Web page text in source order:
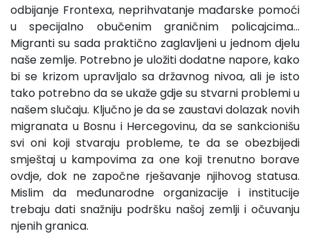
odbijanje Frontexa, neprihvatanje mađarske pomoći
u specijalno obučenim graničnim policajcima...
Migranti su sada praktično zaglavljeni u jednom djelu
naše zemlje. Potrebno je uložiti dodatne napore, kako
bi se krizom upravljalo sa državnog nivoa, ali je isto
tako potrebno da se ukaže gdje su stvarni problemi u
našem slučaju. Ključno je da se zaustavi dolazak novih
migranata u Bosnu i Hercegovinu, da se sankcionišu
svi oni koji stvaraju probleme, te da se obezbijedi
smještaj u kampovima za one koji trenutno borave
ovdje, dok ne započne rješavanje njihovog statusa.
Mislim da međunarodne organizacije i institucije
trebaju dati snažniju podršku našoj zemlji i očuvanju
njenih granica.